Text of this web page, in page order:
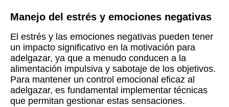
Manejo del estrés y emociones negativas
El estrés y las emociones negativas pueden tener
un impacto significativo en la motivación para
adelgazar, ya que a menudo conducen a la
alimentación impulsiva y sabotaje de los objetivos.
Para mantener un control emocional eficaz al
adelgazar, es fundamental implementar técnicas
que permitan gestionar estas sensaciones.